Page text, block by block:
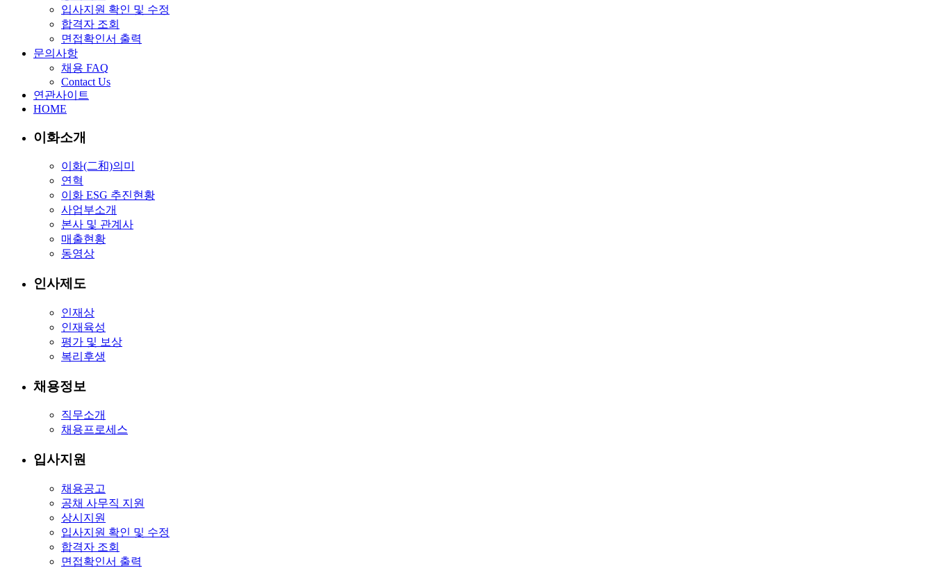
입사지원 확인 및 수정
합격자 조회
면접확인서 출력
문의사항
채용 FAQ
Contact Us
연관사이트
HOME
이화소개
이화(二和)의미
연혁
이화 ESG 추진현황
사업부소개
본사 및 관계사
매출현황
동영상
인사제도
인재상
인재육성
평가 및 보상
복리후생
채용정보
직무소개
채용프로세스
입사지원
채용공고
공채 사무직 지원
상시지원
입사지원 확인 및 수정
합격자 조회
면접확인서 출력